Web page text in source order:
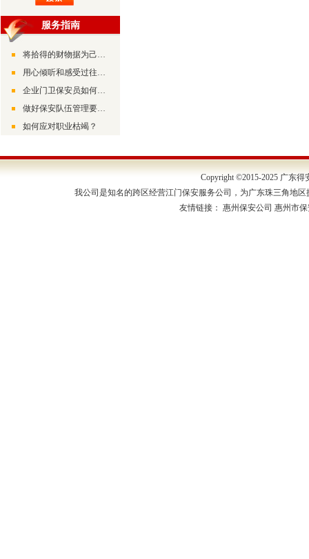
服务指南
将拾得的财物据为己有有可能构成诈骗罪
用心倾听和感受过往的美好
企业门卫保安员如何做好检查工作
做好保安队伍管理要摸准“兵情”了解“兵心”
如何应对职业枯竭？
Copyright ©2015-2025 广东
我公司是知名的跨区经营江门保安服务公司，为广东珠三角地
友情链接： 惠州保安公司 惠州市